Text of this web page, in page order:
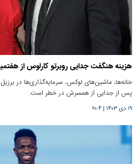
هزینه هنگفت جدایی روبرتو کارلوس از
خانه‌ها، ماشین‌های لوکس، سرمایه‌گذاری‌ها در
پس از جدایی از همسرش در خطر است.
۱۹ دی ۱۴۰۳ |۲۰:۴